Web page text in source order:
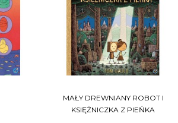
MAŁY DREWNIANY ROBOT I
KSIĘŻNICZKA Z PIEŃKA